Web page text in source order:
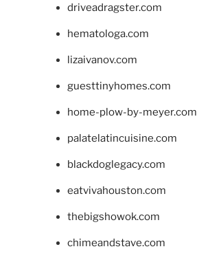
driveadragster.com
hematologa.com
lizaivanov.com
guesttinyhomes.com
home-plow-by-meyer.com
palatelatincuisine.com
blackdoglegacy.com
eatvivahouston.com
thebigshowok.com
chimeandstave.com